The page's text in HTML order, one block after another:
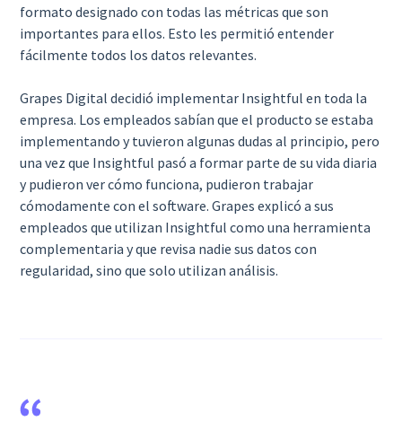
formato designado con todas las métricas que son
importantes para ellos. Esto les permitió entender
fácilmente todos los datos relevantes.
Grapes Digital decidió implementar Insightful en toda la
empresa. Los empleados sabían que el producto se estaba
implementando y tuvieron algunas dudas al principio, pero
una vez que Insightful pasó a formar parte de su vida diaria
y pudieron ver cómo funciona, pudieron trabajar
cómodamente con el software. Grapes explicó a sus
empleados que utilizan Insightful como una herramienta
complementaria y que revisa nadie sus datos con
regularidad, sino que solo utilizan análisis.